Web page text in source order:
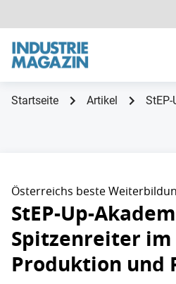
Startseite Artikel
Österreichs beste
StEP-Up-
Spitzenreiter im
Produktion und